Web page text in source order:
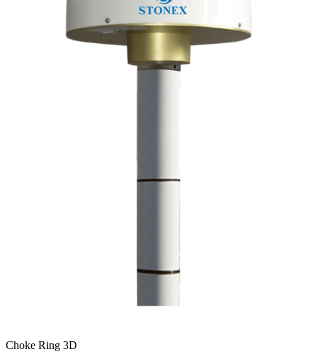
Choke Ring 3D